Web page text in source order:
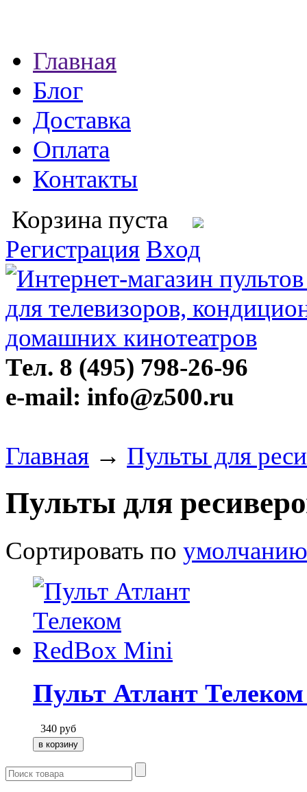
Главная
Блог
Доставка
Оплата
Контакты
Корзина пуста
Регистрация Вход
Тел. 8 (495) 798-26-96
e-mail: info@z500.ru
Главная → Пульты для
Пульты для
Сортировать по умолчанию
Пульт Атлант
340 руб